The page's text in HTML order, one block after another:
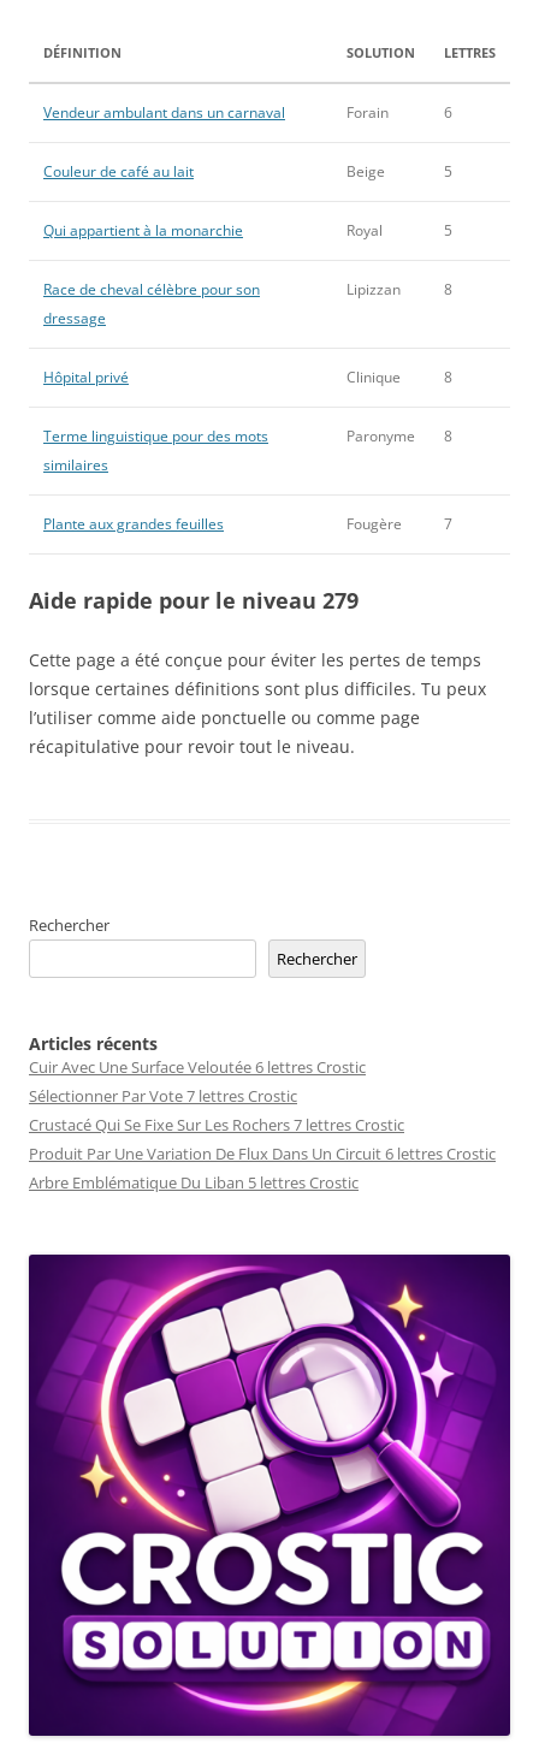
DÉFINITION SOLUTION LETTRES
Vendeur ambulant dans un carnaval Forain 6
Couleur de café au lait Beige 5
Qui appartient à la monarchie Royal 5
Race de cheval célèbre pour son
dressage
Lipizzan 8
Hôpital privé Clinique 8
Terme linguistique pour des mots
similaires
Paronyme 8
Plante aux grandes feuilles Fougère 7
Aide rapide pour le niveau 279
Cette page a été conçue pour éviter les pertes de temps
lorsque certaines définitions sont plus difficiles. Tu peux
l’utiliser comme aide ponctuelle ou comme page
récapitulative pour revoir tout le niveau.
Rechercher
Rechercher
Articles récents
Cuir Avec Une Surface Veloutée 6 lettres Crostic
Sélectionner Par Vote 7 lettres Crostic
Crustacé Qui Se Fixe Sur Les Rochers 7 lettres Crostic
Produit Par Une Variation De Flux Dans Un Circuit 6 lettres Crostic
Arbre Emblématique Du Liban 5 lettres Crostic